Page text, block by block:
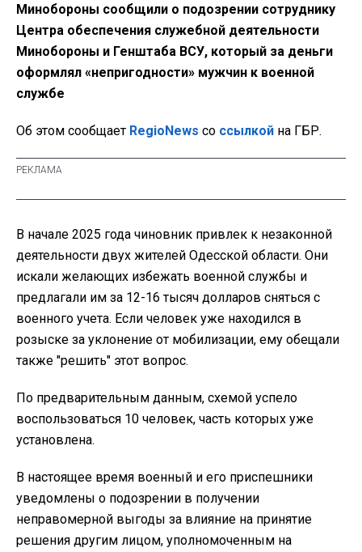
Минобороны сообщили о подозрении сотруднику
Центра обеспечения служебной деятельности
Минобороны и Генштаба ВСУ, который за деньги
оформлял «непригодности» мужчин к военной
службе
Об этом сообщает RegioNews со ссылкой на ГБР.
В начале 2025 года чиновник привлек к незаконной
деятельности двух жителей Одесской области. Они
искали желающих избежать военной службы и
предлагали им за 12-16 тысяч долларов сняться с
военного учета. Если человек уже находился в
розыске за уклонение от мобилизации, ему обещали
также "решить" этот вопрос.
По предварительным данным, схемой успело
воспользоваться 10 человек, часть которых уже
установлена.
В настоящее время военный и его приспешники
уведомлены о подозрении в получении
неправомерной выгоды за влияние на принятие
решения другим лицом, уполномоченным на